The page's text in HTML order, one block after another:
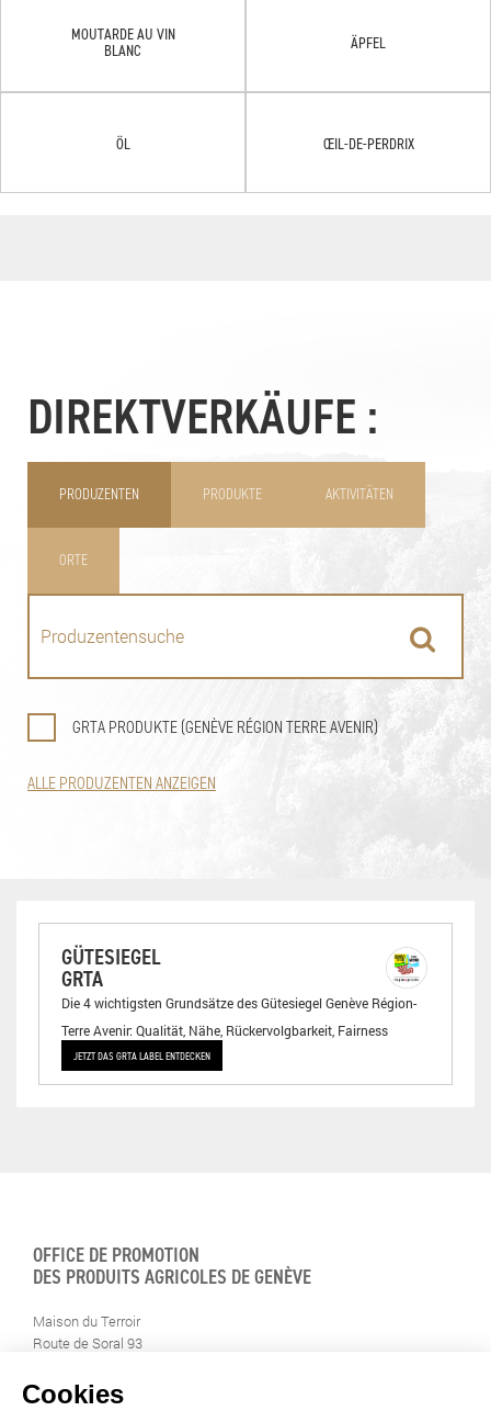
MOUTARDE AU VIN
BLANC
ÄPFEL
ÖL ŒIL-DE-PERDRIX
DIREKTVERKÄUFE :
PRODUZENTEN PRODUKTE AKTIVITÄTEN
ORTE
GRTA PRODUKTE (GENÈVE RÉGION TERRE AVENIR)
ALLE PRODUZENTEN ANZEIGEN
GÜTESIEGEL
GRTA
Die 4 wichtigsten Grundsätze des Gütesiegel Genève Région-
Terre Avenir: Qualität, Nähe, Rückervolgbarkeit, Fairness
JETZT DAS GRTA LABEL ENTDECKEN
OFFICE DE PROMOTION
DES PRODUITS AGRICOLES DE GENÈVE
Maison du Terroir
Route de Soral 93
Tél: 022 388 71 55